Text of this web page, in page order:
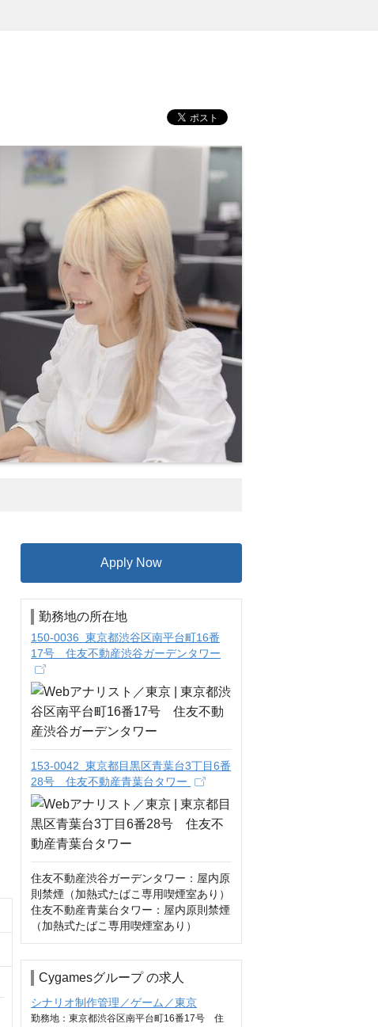
Apply Now
勤務地の所在地
150-0036 東京都渋谷区南平台町16番
17号 住友不動産渋谷ガーデンタワー
153-0042 東京都目黒区青葉台3丁目6番
28号 住友不動産青葉台タワー
住友不動産渋谷ガーデンタワー：屋内原
則禁煙（加熱式たばこ専用喫煙室あり）
住友不動産青葉台タワー：屋内原則禁煙
（加熱式たばこ専用喫煙室あり）
Cygamesグループ の求人
シナリオ制作管理／ゲーム／東京
勤務地：東京都渋谷区南平台町16番17号 住